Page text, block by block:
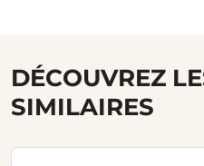
DÉCOUVREZ
SIMILAIRES